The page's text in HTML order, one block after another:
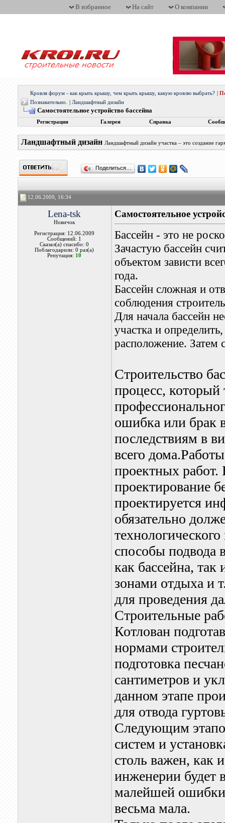
В избранное На сайт О компании
Кровля форум - как крыть крышу, чем крыть крышу, какую кровлю выбрать?
Познавательно.
Ландшафтный дизайн
Самостоятельное устройство бассейна
Регистрация Галерея Справка
Ландшафтный дизайн Ландшафтный дизайн участка – это создание
Поделиться…
12.06.2009, 16:34
Lena-tsk
Новичок
Регистрация: 12.06.2009
Сообщений: 1
Сказал(а) спасибо: 0
Поблагодарили: 0 раз(а)
Репутация: 10
Самостоятельное
Бассейн - это не
Зачастую бассейн
объектом зависти
года.
Бассейн сложная и
соблюдения
Для начала бассейн
участка и
расположение. Затем
Строительство
процесс, который
ошибка или брак
последствиям в
всего
проектных работ.
проектирование
проектируется
обязательно
способы подвода
как бассейна,
зонами отдыха и
для проведения
Строительные
Котлован
нормами
подготовка
сантиметров и
данном этапе
для отвода
Следующим
систем и
столь важен, как
инженерии будет
малейшей ошибки
весьма мала.